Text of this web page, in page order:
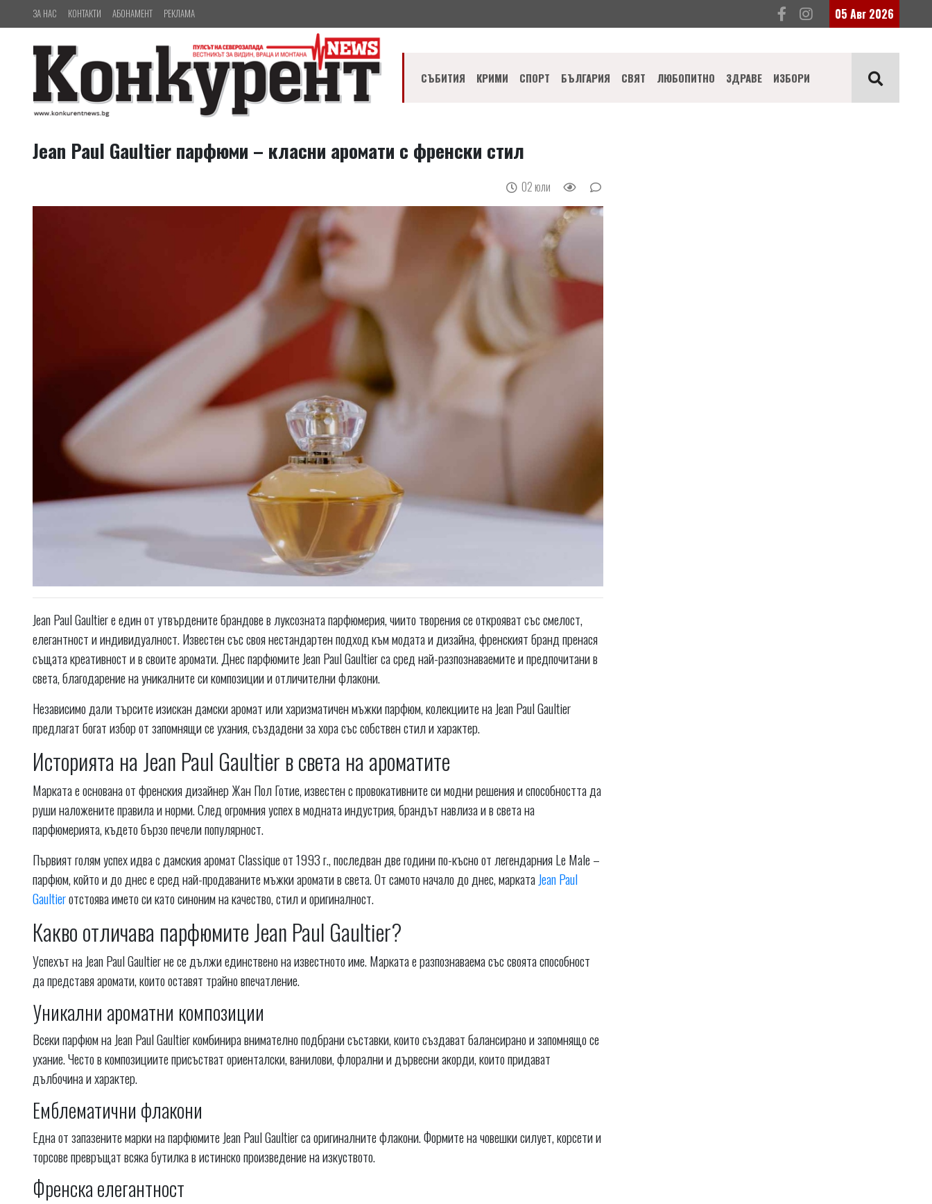
ЗА НАС КОНТАКТИ АБОНАМЕНТ РЕКЛАМА 05 Авг 2026
СЪБИТИЯ КРИМИ СПОРТ БЪЛГАРИЯ СВЯТ ЛЮБОПИТНО ЗДРАВЕ ИЗБОРИ
Jean Paul Gaultier парфюми – класни аромати с френски стил
02 юли
Jean Paul Gaultier е един от утвърдените брандове в луксозната парфюмерия, чиито творения се открояват със смелост,
елегантност и индивидуалност. Известен със своя нестандартен подход към модата и дизайна, френският бранд пренася
същата креативност и в своите аромати. Днес парфюмите Jean Paul Gaultier са сред най-разпознаваемите и предпочитани в
света, благодарение на уникалните си композиции и отличителни флакони.
Независимо дали търсите изискан дамски аромат или харизматичен мъжки парфюм, колекциите на Jean Paul Gaultier
предлагат богат избор от запомнящи се ухания, създадени за хора със собствен стил и характер.
Историята на Jean Paul Gaultier в света на ароматите
Марката е основана от френския дизайнер Жан Пол Готие, известен с провокативните си модни решения и способността да
руши наложените правила и норми. След огромния успех в модната индустрия, брандът навлиза и в света на
парфюмерията, където бързо печели популярност.
Първият голям успех идва с дамския аромат Classique от 1993 г., последван две години по-късно от легендарния Le Male –
парфюм, който и до днес е сред най-продаваните мъжки аромати в света. От самото начало до днес, марката Jean Paul
Gaultierотстоява името си като синоним на качество, стил и оригиналност.
Какво отличава парфюмите Jean Paul Gaultier?
Успехът на Jean Paul Gaultier не се дължи единствено на известното име. Марката е разпознаваема със своята способност
да представя аромати, които оставят трайно впечатление.
Уникални ароматни композиции
Всеки парфюм на Jean Paul Gaultier комбинира внимателно подбрани съставки, които създават балансирано и запомнящо се
ухание. Често в композициите присъстват ориенталски, ванилови, флорални и дървесни акорди, които придават
дълбочина и характер.
Емблематични флакони
Една от запазените марки на парфюмите Jean Paul Gaultier са оригиналните флакони. Формите на човешки силует, корсети и
торсове превръщат всяка бутилка в истинско произведение на изкуството.
Френска елегантност